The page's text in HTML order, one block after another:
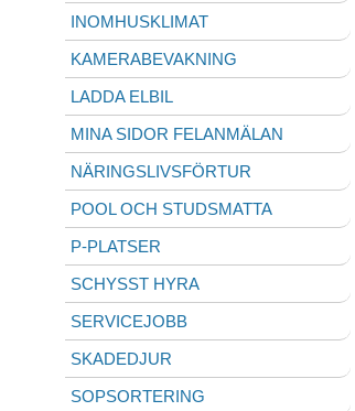
INOMHUSKLIMAT
KAMERABEVAKNING
LADDA ELBIL
MINA SIDOR FELANMÄLAN
NÄRINGSLIVSFÖRTUR
POOL OCH STUDSMATTA
P-PLATSER
SCHYSST HYRA
SERVICEJOBB
SKADEDJUR
SOPSORTERING